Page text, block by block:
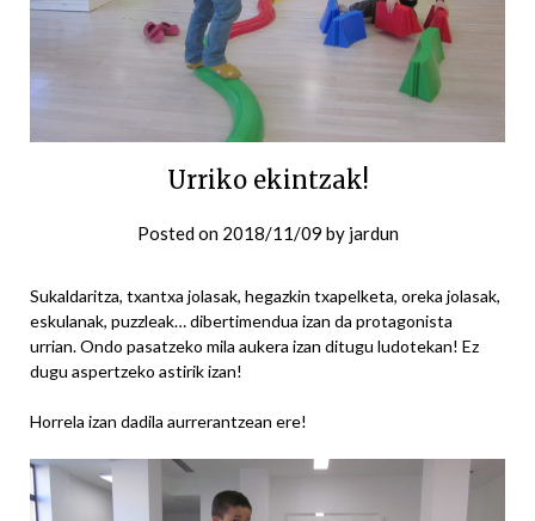
Urriko ekintzak!
Posted on 2018/11/09 by jardun
Sukaldaritza, txantxa jolasak, hegazkin txapelketa, oreka jolasak,
eskulanak, puzzleak… dibertimendua izan da protagonista
urrian. Ondo pasatzeko mila aukera izan ditugu ludotekan! Ez
dugu aspertzeko astirik izan!
Horrela izan dadila aurrerantzean ere!